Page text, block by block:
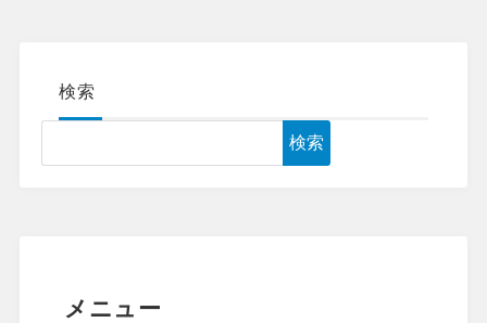
検索
検索
メニュー